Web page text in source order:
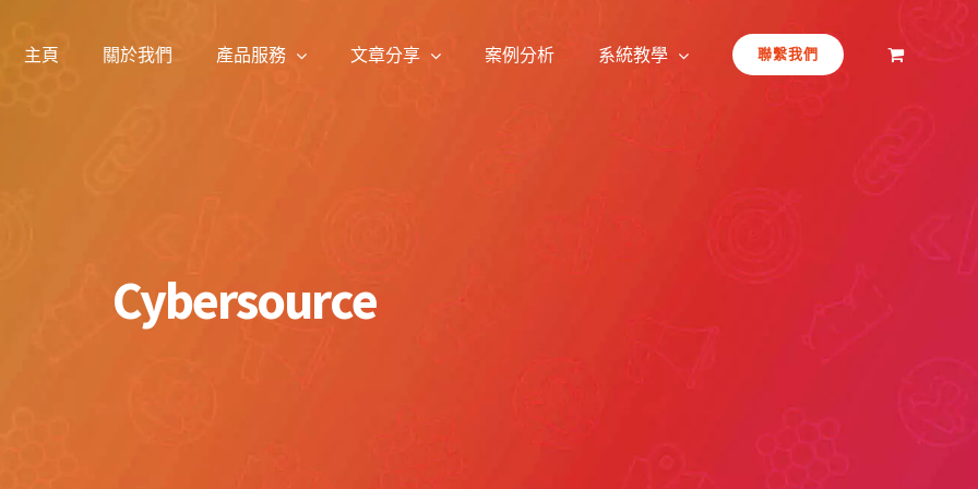
主頁 關於我們 產品服務 文章分享 案例分析 系統教學 聯繫我們
Cybersource